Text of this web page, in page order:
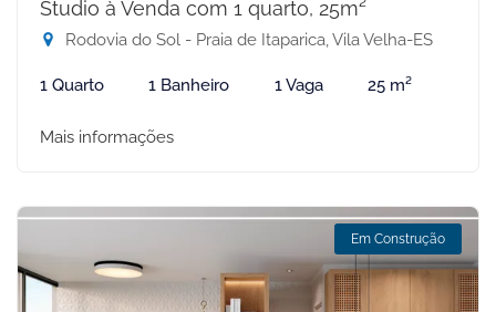
Studio à Venda com 1 quarto, 25m²
Rodovia do Sol - Praia de Itaparica, Vila Velha-ES
1 Quarto 1 Banheiro 1 Vaga 25 m²
Mais informações
Em Construção